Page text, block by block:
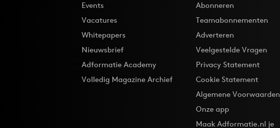
Events
Vacatures
Whitepapers
Nieuwsbrief
Adformatie Academy
Volledig Magazine Archief
Abonneren
Teamabonnementen
Adverteren
Veelgestelde Vragen
Privacy Statement
Cookie Statement
Algemene Voorwaarden
Onze app
Maak Adformatie.nl je